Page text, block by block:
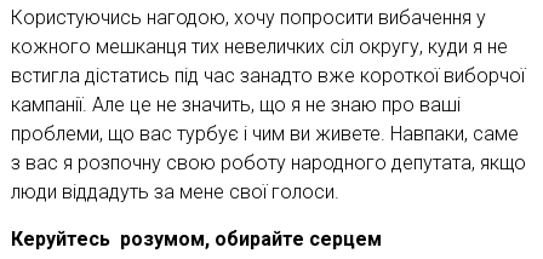
Користуючись нагодою, хочу попросити вибачення у
кожного мешканця тих невеличких сіл округу, куди я не
встигла дістатись під час занадто вже короткої виборчої
кампанії. Але це не значить, що я не знаю про ваші
проблеми, що вас турбує і чим ви живете. Навпаки, саме
з вас я розпочну свою роботу народного депутата, якщо
люди віддадуть за мене свої голоси.
Керуйтесь розумом, обирайте серцем